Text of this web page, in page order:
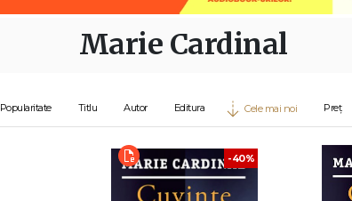
Marie Cardinal
Popularitate Titlu Autor Editura Cele mai noi Preț
-40%